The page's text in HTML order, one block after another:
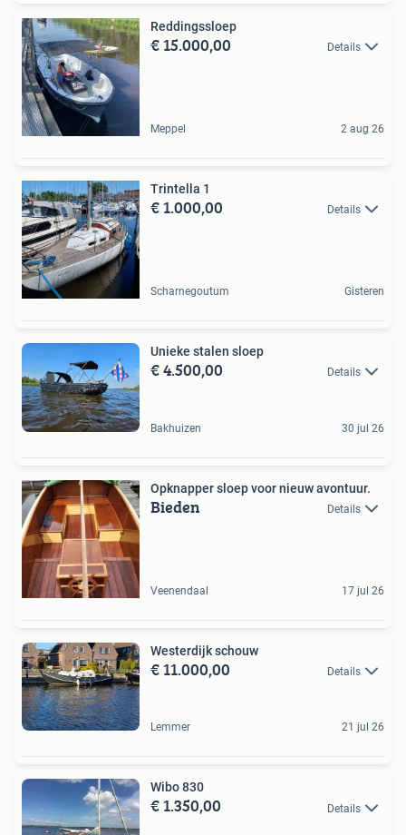
Reddingssloep
€ 15.000,00 Details
Meppel 2 aug 26
Trintella 1
€ 1.000,00 Details
Scharnegoutum Gisteren
Unieke stalen sloep
€ 4.500,00 Details
Bakhuizen 30 jul 26
Opknapper sloep voor nieuw avontuur.
Bieden Details
Veenendaal 17 jul 26
Westerdijk schouw
€ 11.000,00 Details
Lemmer 21 jul 26
Wibo 830
€ 1.350,00 Details